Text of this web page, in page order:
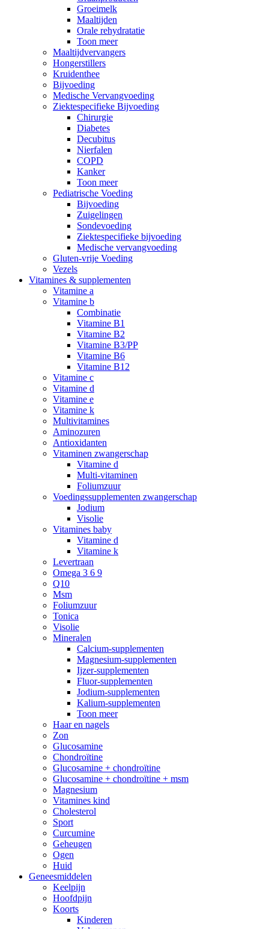
Groeimelk
Maaltijden
Orale rehydratatie
Toon meer
Maaltijdvervangers
Hongerstillers
Kruidenthee
Bijvoeding
Medische Vervangvoeding
Ziektespecifieke Bijvoeding
Chirurgie
Diabetes
Decubitus
Nierfalen
COPD
Kanker
Toon meer
Pediatrische Voeding
Bijvoeding
Zuigelingen
Sondevoeding
Ziektespecifieke bijvoeding
Medische vervangvoeding
Gluten-vrije Voeding
Vezels
Vitamines & supplementen
Vitamine a
Vitamine b
Combinatie
Vitamine B1
Vitamine B2
Vitamine B3/PP
Vitamine B6
Vitamine B12
Vitamine c
Vitamine d
Vitamine e
Vitamine k
Multivitamines
Aminozuren
Antioxidanten
Vitaminen zwangerschap
Vitamine d
Multi-vitaminen
Foliumzuur
Voedingssupplementen zwangerschap
Jodium
Visolie
Vitamines baby
Vitamine d
Vitamine k
Levertraan
Omega 3 6 9
Q10
Msm
Foliumzuur
Tonica
Visolie
Mineralen
Calcium-supplementen
Magnesium-supplementen
Ijzer-supplementen
Fluor-supplementen
Jodium-supplementen
Kalium-supplementen
Toon meer
Haar en nagels
Zon
Glucosamine
Chondroïtine
Glucosamine + chondroïtine
Glucosamine + chondroïtine + msm
Magnesium
Vitamines kind
Cholesterol
Sport
Curcumine
Geheugen
Ogen
Huid
Geneesmiddelen
Keelpijn
Hoofdpijn
Koorts
Kinderen